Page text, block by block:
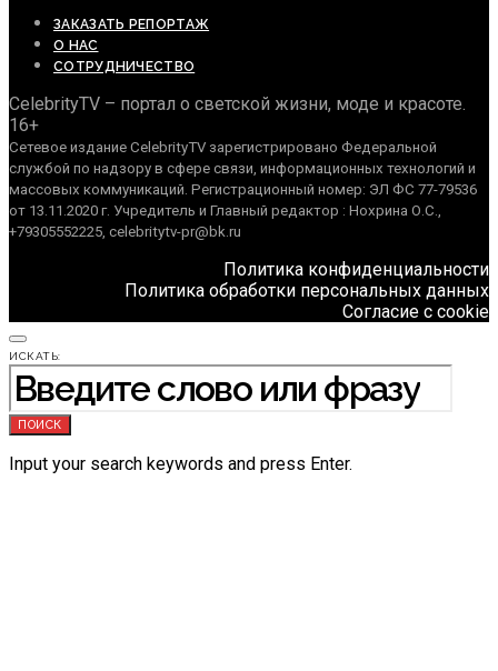
ЗАКАЗАТЬ РЕПОРТАЖ
О НАС
СОТРУДНИЧЕСТВО
CelebrityTV – портал о светской жизни, моде и красоте.
16+
Сетевое издание CelebrityTV зарегистрировано Федеральной
службой по надзору в сфере связи, информационных технологий и
массовых коммуникаций. Регистрационный номер: ЭЛ ФС 77-79536
от 13.11.2020 г. Учредитель и Главный редактор : Нохрина О.С.,
+79305552225, celebritytv-pr@bk.ru
Политика конфиденциальности
Политика обработки персональных данных
Согласие с cookie
ИСКАТЬ:
ПОИСК
Input your search keywords and press Enter.